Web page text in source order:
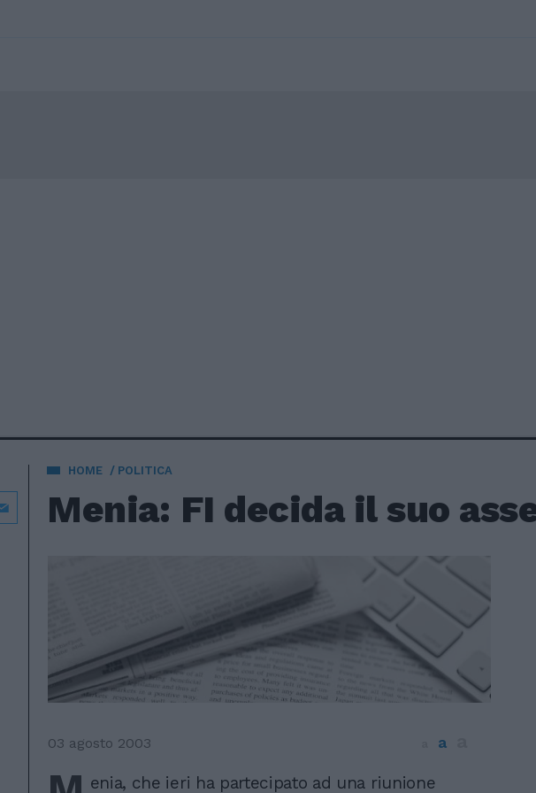
HOME POLITICA
Menia: FI decida il suo
03 agosto 2003 a
enia, che ieri ha partecipato ad una riunione